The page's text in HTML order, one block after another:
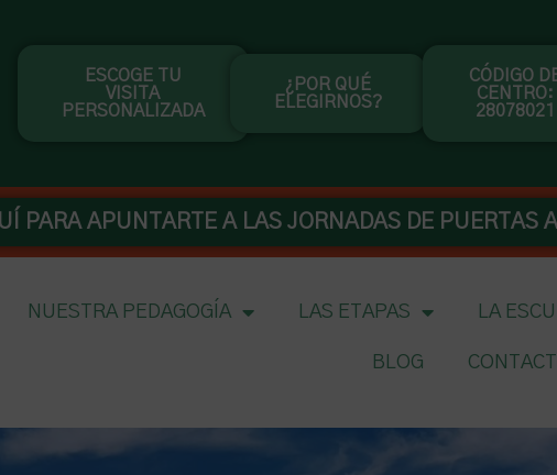
ESCOGE TU
VISITA
PERSONALIZADA
¿POR QUÉ
ELEGIRNOS?
CÓDIGO
CENTRO:
28078021
PARA APUNTARTE A LAS JORNADAS DE PUERTAS
NUESTRA PEDAGOGÍA LAS ETAPAS LA
BLOG